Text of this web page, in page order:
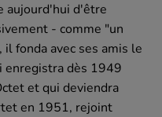
aujourd'hui d'être
- comme "un
fonda avec ses amis le
enregistra dès 1949
et qui deviendra
en 1951, rejoint